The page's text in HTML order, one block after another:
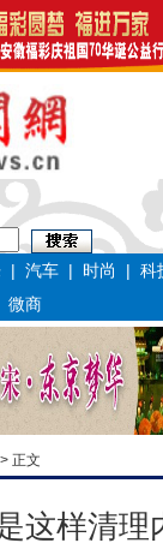
|汽车 | 时尚 |科
微商
> 正文
这样清理